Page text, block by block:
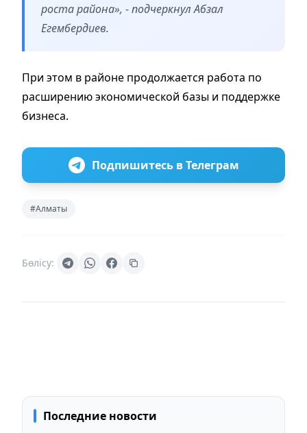
роста района», - подчеркнул Абзал
Егембердиев.
При этом в районе продолжается работа по
расширению экономической базы и поддержке
бизнеса.
Подпишитесь в Телеграм
#Алматы
Бөлісу:
Последние новости